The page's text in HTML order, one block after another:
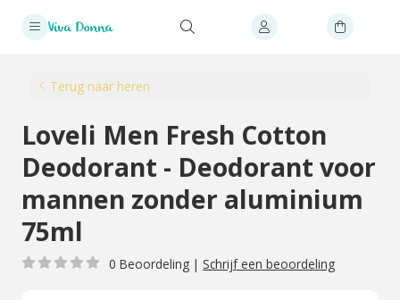
Terug naar heren
Loveli Men Fresh Cotton
Deodorant - Deodorant voor
mannen zonder aluminium
75ml
0 Beoordeling | Schrijf een beoordeling